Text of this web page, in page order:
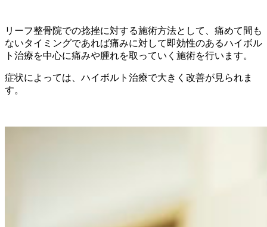
リーフ整骨院での捻挫に対する施術方法として、痛めて間も
ないタイミングであれば痛みに対して即効性のあるハイボル
ト治療を中心に痛みや腫れを取っていく施術を行います。
症状によっては、ハイボルト治療で大きく改善が見られま
す。